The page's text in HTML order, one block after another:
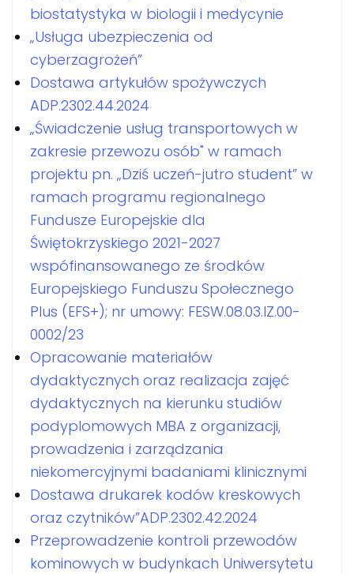
biostatystyka w biologii i medycynie
„Usługa ubezpieczenia od
cyberzagrożeń”
Dostawa artykułów spożywczych
ADP.2302.44.2024
„Świadczenie usług transportowych w
zakresie przewozu osób" w ramach
projektu pn. „Dziś uczeń-jutro student” w
ramach programu regionalnego
Fundusze Europejskie dla
Świętokrzyskiego 2021-2027
wspófinansowanego ze środków
Europejskiego Funduszu Społecznego
Plus (EFS+); nr umowy: FESW.08.03.IZ.00-
0002/23
Opracowanie materiałów
dydaktycznych oraz realizacja zajęć
dydaktycznych na kierunku studiów
podyplomowych MBA z organizacji,
prowadzenia i zarządzania
niekomercyjnymi badaniami klinicznymi
Dostawa drukarek kodów kreskowych
oraz czytników”ADP.2302.42.2024
Przeprowadzenie kontroli przewodów
kominowych w budynkach Uniwersytetu